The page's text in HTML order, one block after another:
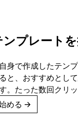
ンプレート
身で作成したテン
と、おすすめとし
。たった数回クリ
める →